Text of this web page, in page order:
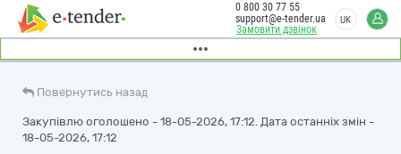
Замовити дзвінок
0 800 30 77 55
support@e-tender.ua
UK
Повернутись назад
Закупівлю оголошено - 18-05-2026, 17:12. Дата останніх змін -
18-05-2026, 17:12